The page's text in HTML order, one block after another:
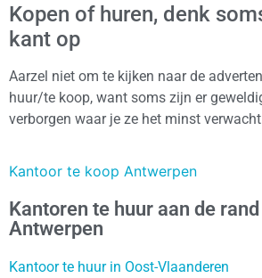
Kopen of huren, denk
kant op
Aarzel niet om te kijken naar de
huur/te koop, want soms zijn er
verborgen waar je ze het minst
Kantoor te koop Antwerpen
Kantoren te huur aan de
Antwerpen
Kantoor te huur in Oost-Vlaanderen